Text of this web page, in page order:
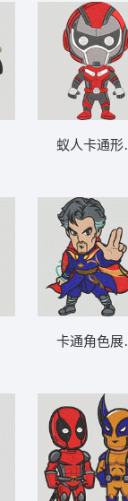
的冒险 超级英雄爸
角色 超人先生 - 超
蚁人卡通形
卡通角色展